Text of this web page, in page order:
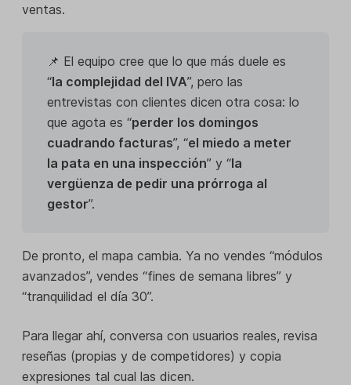
ventas.
📌 El equipo cree que lo que más duele es
“la complejidad del IVA”, pero las
entrevistas con clientes dicen otra cosa: lo
que agota es “perder los domingos
cuadrando facturas”, “el miedo a meter
la pata en una inspección” y “la
vergüenza de pedir una prórroga al
gestor”.
De pronto, el mapa cambia. Ya no vendes “módulos
avanzados”, vendes “fines de semana libres” y
“tranquilidad el día 30”.
Para llegar ahí, conversa con usuarios reales, revisa
reseñas (propias y de competidores) y copia
expresiones tal cual las dicen.